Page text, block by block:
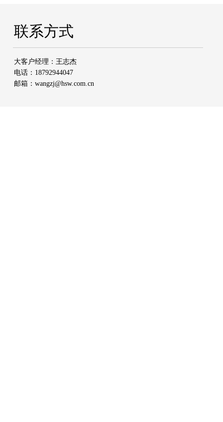
联系方式
大客户经理：王志杰
电话： 18792944047
邮箱：wangzj@hsw.com.cn